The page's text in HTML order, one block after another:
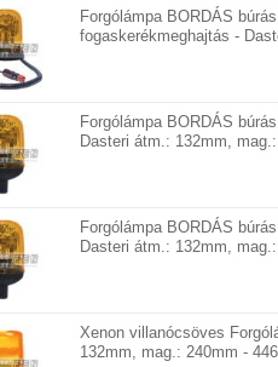
Forgólámpa BORDÁS
fogaskerékmeghajtás -
Forgólámpa BORDÁS
Dasteri átm.: 132mm,
Forgólámpa BORDÁS
Dasteri átm.: 132mm,
Xenon villanócsöves
132mm, mag.: 240mm -